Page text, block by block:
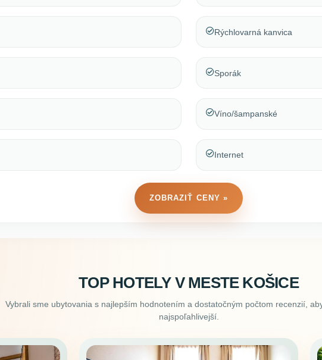
Rýchlovarná kanvica
Sporák
Víno/šampanské
Internet
ZOBRAZIŤ CENY »
TOP HOTELY V MESTE KOŠICE
Vybrali sme ubytovania s najlepším hodnotením a dostatočným počtom recenzií,
najspoľahlivejší.